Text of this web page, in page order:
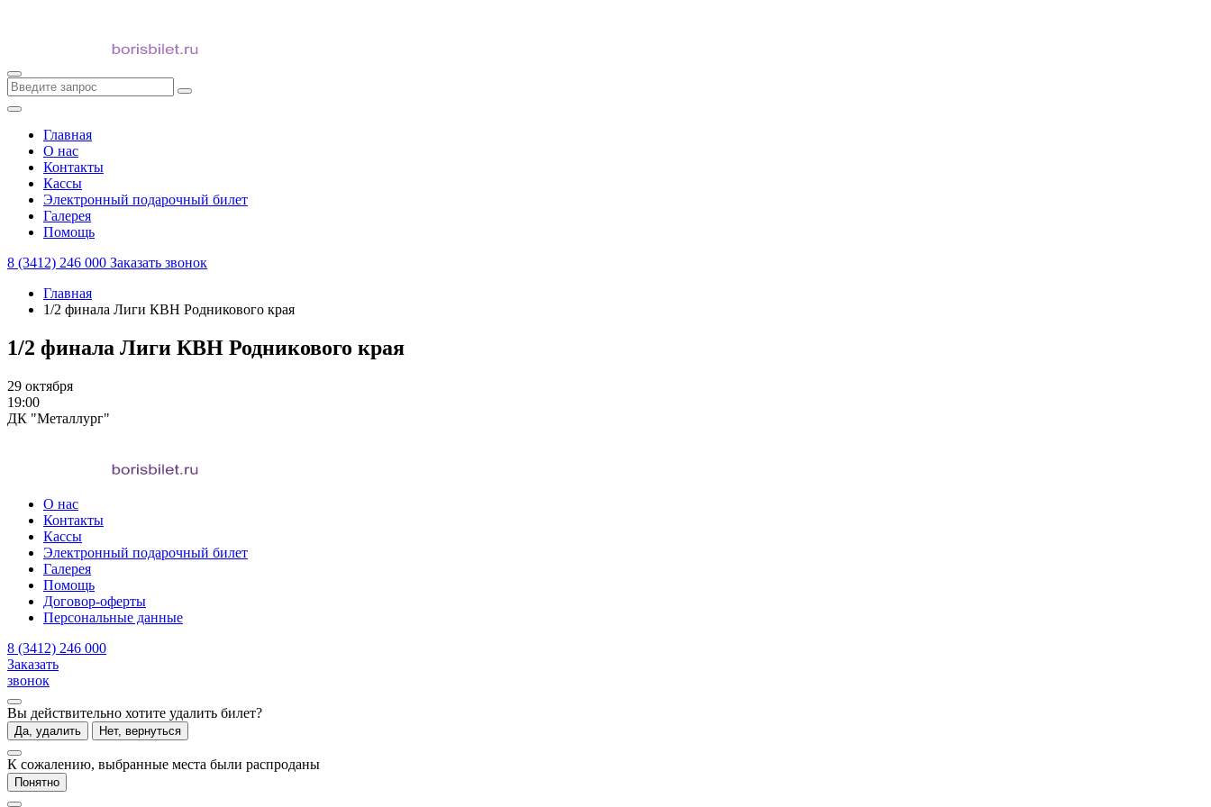
Главная
О нас
Контакты
Кассы
Электронный подарочный билет
Галерея
Помощь
8 (3412) 246 000 Заказать звонок
Главная
1/2 финала Лиги КВН Родникового края
1/2 финала Лиги КВН Родникового края
29 октября
19:00
ДК "Металлург"
О нас
Контакты
Кассы
Электронный подарочный билет
Галерея
Помощь
Договор-оферты
Персональные данные
8 (3412) 246 000
Заказать
звонок
Вы действительно хотите удалить билет?
Да, удалить Нет, вернуться
К сожалению, выбранные места были распроданы
Понятно